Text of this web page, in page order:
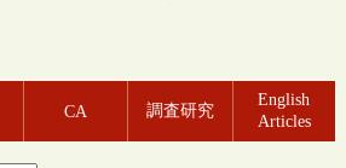
CA 調査研究
English
Articles